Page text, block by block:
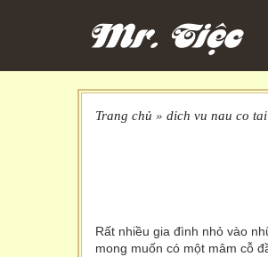
Trang chủ » dich vu nau co
Rất nhiều gia đình nhỏ vào
mong muốn có một mâm cỗ